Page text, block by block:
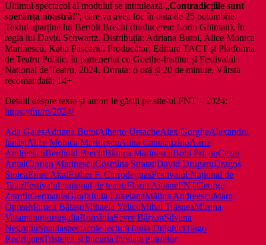
Ultimul spectacol al modului se intitulează „Contradicțiile sunt
speranța noastră!”, care va avea loc în data de 25 octombrie.
Textul aparține lui Bertolt Brecht (traducerea: Lorin Ghiman), în
regia lui David Schwartz. Distribuția: Adriana Butoi, Alice Monica
Marinescu, Katia Pascariu. Producător: Editura TACT și Platforma
de Teatru Politic, în parteneriat cu Goethe-Institut și Festivalul
Național de Teatru, 2024. Durata: o oră și 20 de minute. Vârsta
recomandată: 14+
Detalii despre texte și autori le găsiți pe site-ul FNT – 2024:
https://fnt.ro/2024/
Ada GaleșAdriana ButoiAlberto UrsacheAlex GorgheAlexandru
IanășiAlice Monica MarinescuAlina CantacuzinoAlma
AndreescuBerthold BrechtBianca MarinescuBobi PricopCezar
AntalCiprian MarinescuCosmina StratanDavid DrugaruDragoș
StoicaEmre AkalEsther F. CarrodeguasFestivalul Național de
TeatrFestivalul național de teatruFlorin AioaneFNTGeorge
ZamfirGermaniaGirafaIulia EnkelanaMălina AndreescuMara
OpreaMaruca BăiașuMihaela VelicuMihai TrăsneaMiruna
VatamanuportugaliaRomâniaSever BârzanSilvana
NegruțiuSpaniaspectacole lecturăTania DrăghiciTiago
RodriguesTristețea și bucuria în viața girafelor